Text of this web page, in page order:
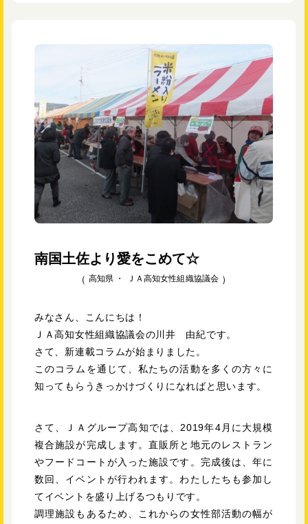
南国土佐より愛をこめて☆
高知県 ・ ＪＡ高知女性組織協議会
みなさん、こんにちは！
ＪＡ高知女性組織協議会の川井 由紀です。
さて、新連載コラムが始まりました。
このコラムを通じて、私たちの活動を多くの方々に
知ってもらうきっかけづくりになればと思います。
さて、ＪＡグループ高知では、2019年4月に大規模
複合施設が完成します。直販所と地元のレストラン
やフードコートが入った施設です。完成後は、年に
数回、イベントが行われます。わたしたちも参加し
てイベントを盛り上げるつもりです。
調理施設もあるため、これからの女性部活動の幅が